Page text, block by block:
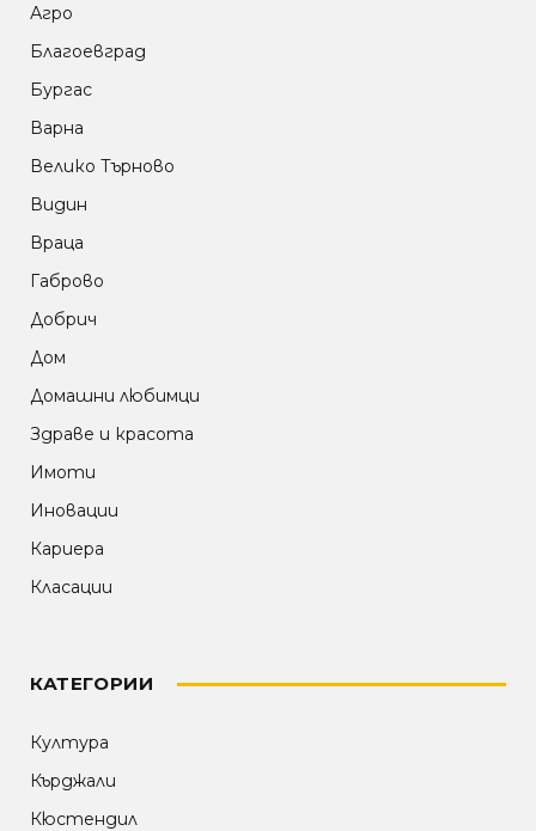
Агро
Благоевград
Бургас
Варна
Велико Търново
Видин
Враца
Габрово
Добрич
Дом
Домашни любимци
Здраве и красота
Имоти
Иновации
Кариера
Класации
КАТЕГОРИИ
Култура
Кърджали
Кюстендил